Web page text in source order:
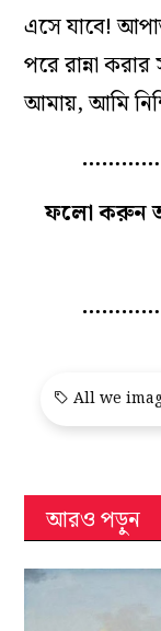
এসে যাবে!
পরে রান্না
আমায়, আমি
ফলো করুন
All we
আরও পড়ুন